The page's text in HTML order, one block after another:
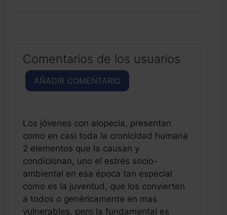
Comentarios de los usuarios
AÑADIR COMENTARIO
Los jóvenes con alopecia, presentan
como en casi toda la cronicidad humana
2 elementos que la causan y
condicionan, uno el estrés socio-
ambiental en esa época tan especial
como es la juventud, que los convierten
a todos o genéricamente en mas
vulnerables, pero la fundamental es